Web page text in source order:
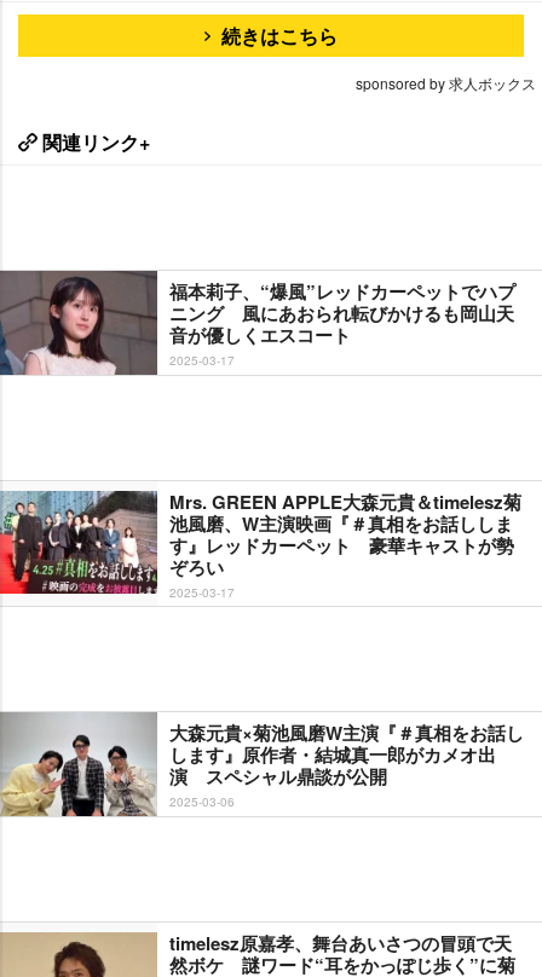
続きはこちら
sponsored by 求人ボックス
関連リンク+
福本莉子、“爆風”レッドカーペットでハプ
ニング 風にあおられ転びかけるも岡山天
音が優しくエスコート
2025-03-17
Mrs. GREEN APPLE大森元貴＆timelesz菊
池風磨、W主演映画『＃真相をお話ししま
す』レッドカーペット 豪華キャストが勢
ぞろい
2025-03-17
大森元貴×菊池風磨W主演『＃真相をお話し
します』原作者・結城真一郎がカメオ出
演 スペシャル鼎談が公開
2025-03-06
timelesz原嘉孝、舞台あいさつの冒頭で天
然ボケ 謎ワード“耳をかっぽじ歩く”に菊